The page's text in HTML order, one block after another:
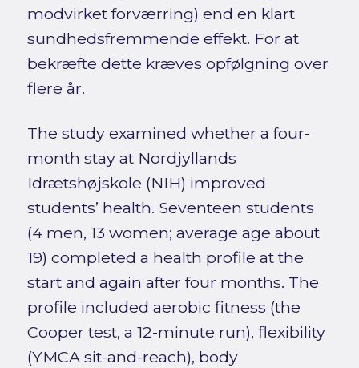
modvirket forværring) end en klart
sundhedsfremmende effekt. For at
bekræfte dette kræves opfølgning over
flere år.
The study examined whether a four-
month stay at Nordjyllands
Idrætshøjskole (NIH) improved
students’ health. Seventeen students
(4 men, 13 women; average age about
19) completed a health profile at the
start and again after four months. The
profile included aerobic fitness (the
Cooper test, a 12-minute run), flexibility
(YMCA sit-and-reach), body